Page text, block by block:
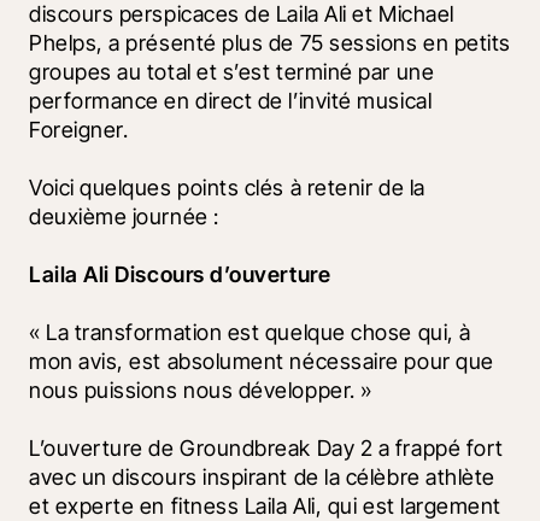
discours perspicaces de Laila Ali et Michael
Phelps, a présenté plus de 75 sessions en petits
groupes au total et s’est terminé par une
performance en direct de l’invité musical
Foreigner.
Voici quelques points clés à retenir de la
deuxième journée :
Laila Ali Discours d’ouverture
« La transformation est quelque chose qui, à
mon avis, est absolument nécessaire pour que
nous puissions nous développer. »
L’ouverture de Groundbreak Day 2 a frappé fort
avec un discours inspirant de la célèbre athlète
et experte en fitness Laila Ali, qui est largement